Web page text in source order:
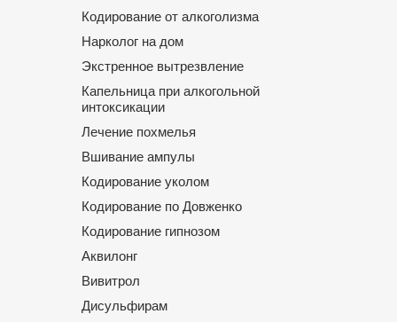
Кодирование от алкоголизма
Нарколог на дом
Экстренное вытрезвление
Капельница при алкогольной
интоксикации
Лечение похмелья
Вшивание ампулы
Кодирование уколом
Кодирование по Довженко
Кодирование гипнозом
Аквилонг
Вивитрол
Дисульфирам